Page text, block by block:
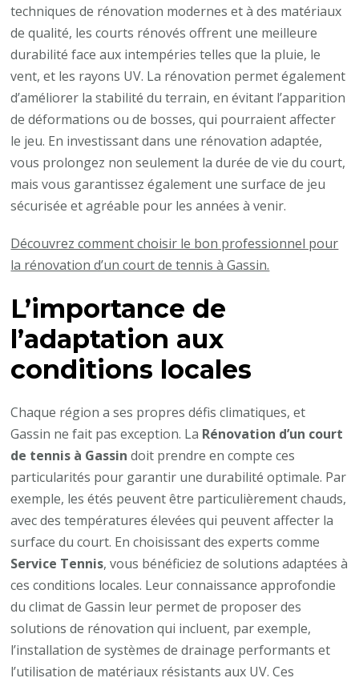
techniques de rénovation modernes et à des matériaux
de qualité, les courts rénovés offrent une meilleure
durabilité face aux intempéries telles que la pluie, le
vent, et les rayons UV. La rénovation permet également
d’améliorer la stabilité du terrain, en évitant l’apparition
de déformations ou de bosses, qui pourraient affecter
le jeu. En investissant dans une rénovation adaptée,
vous prolongez non seulement la durée de vie du court,
mais vous garantissez également une surface de jeu
sécurisée et agréable pour les années à venir.
Découvrez comment choisir le bon professionnel pour
la rénovation d’un court de tennis à Gassin.
L’importance de
l’adaptation aux
conditions locales
Chaque région a ses propres défis climatiques, et
Gassin ne fait pas exception. La Rénovation d’un court
de tennis à Gassin doit prendre en compte ces
particularités pour garantir une durabilité optimale. Par
exemple, les étés peuvent être particulièrement chauds,
avec des températures élevées qui peuvent affecter la
surface du court. En choisissant des experts comme
Service Tennis, vous bénéficiez de solutions adaptées à
ces conditions locales. Leur connaissance approfondie
du climat de Gassin leur permet de proposer des
solutions de rénovation qui incluent, par exemple,
l’installation de systèmes de drainage performants et
l’utilisation de matériaux résistants aux UV. Ces